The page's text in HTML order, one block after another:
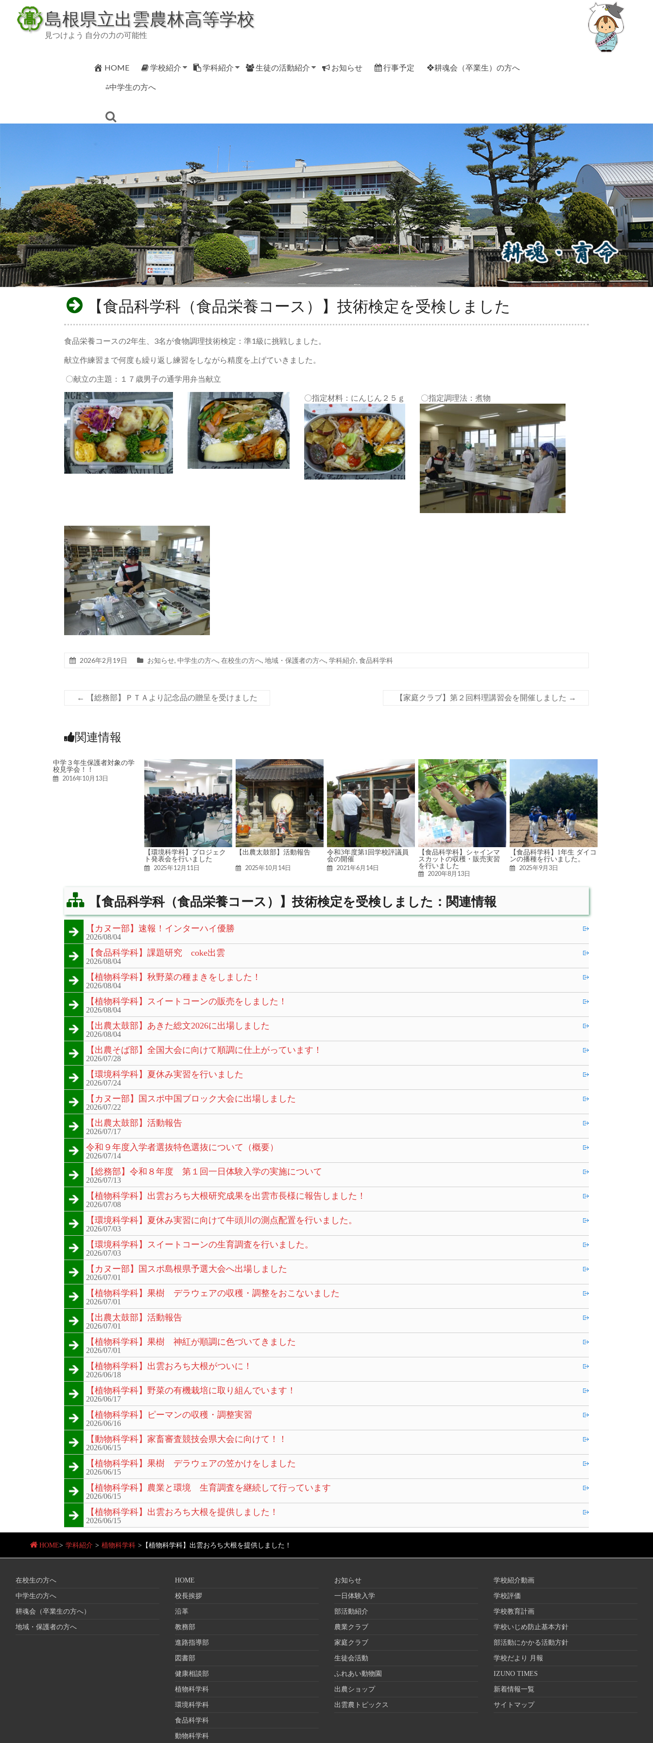
content
島根県立出雲農林高等学校
見つけよう 自分の力の可能性
HOME 学校紹介 学科紹介 生徒の活動紹介 お知らせ 行事予定 ❖耕魂会（卒業生）の方へ
⁂中学生の方へ
【食品科学科（食品栄養コース）】技術検定を受検しました
食品栄養コースの2年生、3名が食物調理技術検定：準1級に挑戦しました。
献立作練習まで何度も繰り返し練習をしながら精度を上げていきました。
〇献立の主題：１７歳男子の通学用弁当献立
〇指定材料：にんじん２５ｇ 〇指定調理法：煮物
2026年2月19日 お知らせ, 中学生の方へ, 在校生の方へ, 地域・保護者の方へ, 学科紹介, 食品科学科
← 【総務部】ＰＴＡより記念品の贈呈を受けました 【家庭クラブ】第２回料理講習会を開催しました →
関連情報
中学３年生保護者対象の学
校見学会！！
2016年10月13日
【環境科学科】プロジェク
ト発表会を行いました
2025年12月11日
【出農太鼓部】活動報告
2025年10月14日
令和3年度第1回学校評議員
会の開催
2021年6月14日
【食品科学科】シャインマ
スカットの収穫・販売実習
を行いました
2020年8月13日
【食品科学科】1年生 ダイコ
ンの播種を行いました。
2025年9月3日
【食品科学科（食品栄養コース）】技術検定を受検しました：関連情報
【カヌー部】速報！インターハイ優勝
2026/08/04
【食品科学科】課題研究 coke出雲
2026/08/04
【植物科学科】秋野菜の種まきをしました！
2026/08/04
【植物科学科】スイートコーンの販売をしました！
2026/08/04
【出農太鼓部】あきた総文2026に出場しました
2026/08/04
【出農そば部】全国大会に向けて順調に仕上がっています！
2026/07/28
【環境科学科】夏休み実習を行いました
2026/07/24
【カヌー部】国スポ中国ブロック大会に出場しました
2026/07/22
【出農太鼓部】活動報告
2026/07/17
令和９年度入学者選抜特色選抜について（概要）
2026/07/14
【総務部】令和８年度 第１回一日体験入学の実施について
2026/07/13
【植物科学科】出雲おろち大根研究成果を出雲市長様に報告しました！
2026/07/08
【環境科学科】夏休み実習に向けて牛頭川の測点配置を行いました。
2026/07/03
【環境科学科】スイートコーンの生育調査を行いました。
2026/07/03
【カヌー部】国スポ島根県予選大会へ出場しました
2026/07/01
【植物科学科】果樹 デラウェアの収穫・調整をおこないました
2026/07/01
【出農太鼓部】活動報告
2026/07/01
【植物科学科】果樹 神紅が順調に色づいてきました
2026/07/01
【植物科学科】出雲おろち大根がついに！
2026/06/18
【植物科学科】野菜の有機栽培に取り組んでいます！
2026/06/17
【植物科学科】ピーマンの収穫・調整実習
2026/06/16
【動物科学科】家畜審査競技会県大会に向けて！！
2026/06/15
【植物科学科】果樹 デラウェアの笠かけをしました
2026/06/15
【植物科学科】農業と環境 生育調査を継続して行っています
2026/06/15
【植物科学科】出雲おろち大根を提供しました！
2026/06/15
HOME> 学科紹介 > 植物科学科 > 【植物科学科】出雲おろち大根を提供しました！
在校生の方へ
中学生の方へ
耕魂会（卒業生の方へ）
地域・保護者の方へ
HOME
校長挨拶
沿革
教務部
進路指導部
図書部
健康相談部
植物科学科
環境科学科
食品科学科
動物科学科
お知らせ
一日体験入学
部活動紹介
農業クラブ
家庭クラブ
生徒会活動
ふれあい動物園
出農ショップ
出雲農トピックス
学校紹介動画
学校評価
学校教育計画
学校いじめ防止基本方針
部活動にかかる活動方針
学校だより 月報
IZUNO TIMES
新着情報一覧
サイトマップ